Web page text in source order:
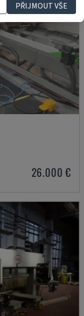
26.000 €
PŘIJMOUT VŠE